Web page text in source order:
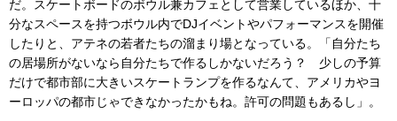
だ。スケートボードのボウル兼カフェとして営業しているほか、十
分なスペースを持つボウル内でDJイベントやパフォーマンスを開催
したりと、アテネの若者たちの溜まり場となっている。「自分たち
の居場所がないなら自分たちで作るしかないだろう？ 少しの予算
だけで都市部に大きいスケートランプを作るなんて、アメリカやヨ
ーロッパの都市じゃできなかったかもね。許可の問題もあるし」。